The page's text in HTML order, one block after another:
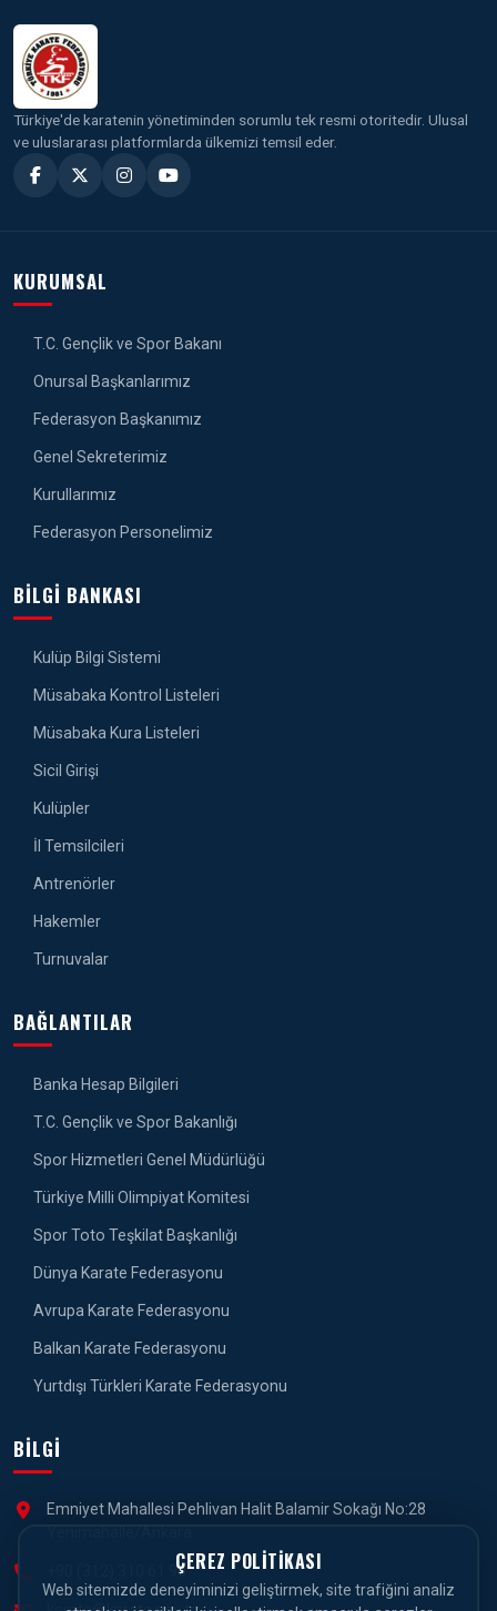
Türkiye'de karatenin yönetiminden sorumlu tek resmi otoritedir. Ulusal
ve uluslararası platformlarda ülkemizi temsil eder.
KURUMSAL
T.C. Gençlik ve Spor Bakanı
Onursal Başkanlarımız
Federasyon Başkanımız
Genel Sekreterimiz
Kurullarımız
Federasyon Personelimiz
BILGI BANKASI
Kulüp Bilgi Sistemi
Müsabaka Kontrol Listeleri
Müsabaka Kura Listeleri
Sicil Girişi
Kulüpler
İl Temsilcileri
Antrenörler
Hakemler
Turnuvalar
BAĞLANTILAR
Banka Hesap Bilgileri
T.C. Gençlik ve Spor Bakanlığı
Spor Hizmetleri Genel Müdürlüğü
Türkiye Milli Olimpiyat Komitesi
Spor Toto Teşkilat Başkanlığı
Dünya Karate Federasyonu
Avrupa Karate Federasyonu
Balkan Karate Federasyonu
Yurtdışı Türkleri Karate Federasyonu
BILGI
Emniyet Mahallesi Pehlivan Halit Balamir Sokağı No:28
+90 (312) 310 61 90ÇEREZ POLITIKASI
Web sitemizde deneyiminizi geliştirmek, site trafiğini analiz